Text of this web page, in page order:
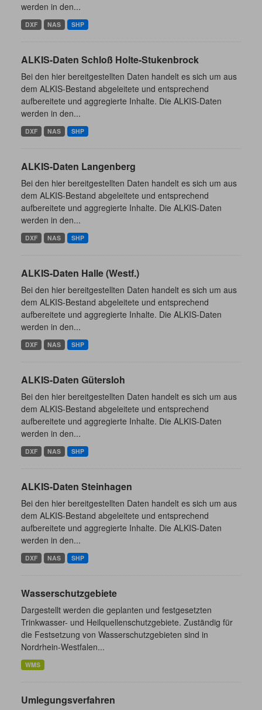
werden in den...
DXF NAS SHP
ALKIS-Daten Schloß Holte-Stukenbrock
Bei den hier bereitgestellten Daten handelt es sich um aus
dem ALKIS-Bestand abgeleitete und entsprechend
aufbereitete und aggregierte Inhalte. Die ALKIS-Daten
werden in den...
DXF NAS SHP
ALKIS-Daten Langenberg
Bei den hier bereitgestellten Daten handelt es sich um aus
dem ALKIS-Bestand abgeleitete und entsprechend
aufbereitete und aggregierte Inhalte. Die ALKIS-Daten
werden in den...
DXF NAS SHP
ALKIS-Daten Halle (Westf.)
Bei den hier bereitgestellten Daten handelt es sich um aus
dem ALKIS-Bestand abgeleitete und entsprechend
aufbereitete und aggregierte Inhalte. Die ALKIS-Daten
werden in den...
DXF NAS SHP
ALKIS-Daten Gütersloh
Bei den hier bereitgestellten Daten handelt es sich um aus
dem ALKIS-Bestand abgeleitete und entsprechend
aufbereitete und aggregierte Inhalte. Die ALKIS-Daten
werden in den...
DXF NAS SHP
ALKIS-Daten Steinhagen
Bei den hier bereitgestellten Daten handelt es sich um aus
dem ALKIS-Bestand abgeleitete und entsprechend
aufbereitete und aggregierte Inhalte. Die ALKIS-Daten
werden in den...
DXF NAS SHP
Wasserschutzgebiete
Dargestellt werden die geplanten und festgesetzten
Trinkwasser- und Heilquellenschutzgebiete. Zuständig für
die Festsetzung von Wasserschutzgebieten sind in
Nordrhein-Westfalen...
WMS
Umlegungsverfahren